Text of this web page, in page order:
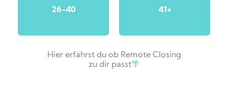
26-40 41+
Hier erfährst du ob Remote Closing
zu dir passt🌴